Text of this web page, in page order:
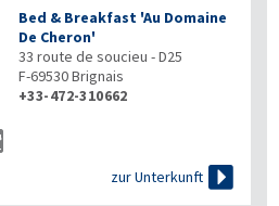
Bed & Breakfast 'Au Domaine
De Cheron'
33 route de soucieu - D25
F-69530Brignais
+33-472-310662
zur Unterkunft 